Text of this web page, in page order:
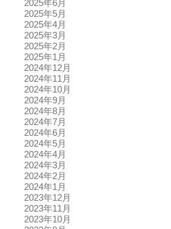
2025年6月
2025年5月
2025年4月
2025年3月
2025年2月
2025年1月
2024年12月
2024年11月
2024年10月
2024年9月
2024年8月
2024年7月
2024年6月
2024年5月
2024年4月
2024年3月
2024年2月
2024年1月
2023年12月
2023年11月
2023年10月